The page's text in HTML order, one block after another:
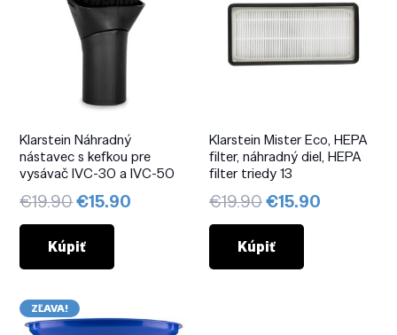
Klarstein Náhradný
nástavec s kefkou pre
vysávač IVC-30 a IVC-50
€19.90Pôvodná
cena
bola:
€19.90.
€15.90
Kúpiť
Klarstein Mister Eco, HEPA
filter, náhradný diel, HEPA
filter triedy 13
€19.90Pôvodná
cena
bola:
€19.90.
€15.90
Kúpiť
ZĽAVA!